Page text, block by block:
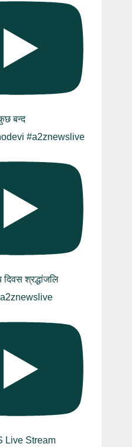
बन्द
#a2znewslive
श्रद्धांजलि
Live Stream